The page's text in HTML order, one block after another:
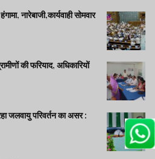
नारेबाजी,कार्यवाही सोमवार
की फरियाद, अधिकारियों
जलवायु परिवर्तन का असर :